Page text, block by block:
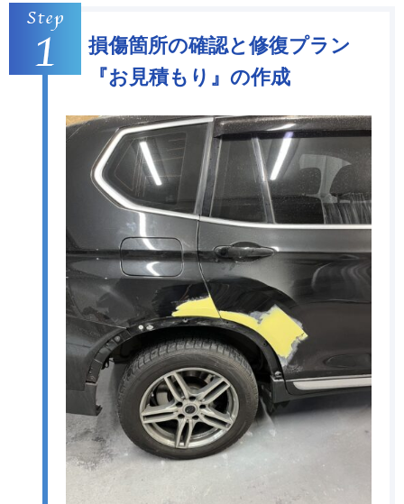
損傷箇所の確認と修復プラン
『お見積もり』の作成